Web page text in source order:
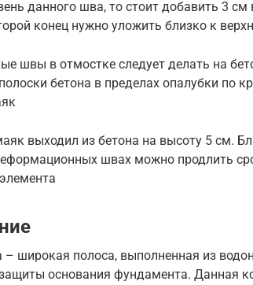
данного шва, то стоит добавить 3 см
конец нужно уложить близко к
швы в отмостке следует делать на
бетона в пределах опалубки по
выходил из бетона на высоту 5 см.
швах можно продлить
широкая полоса, выполненная из
основания фундамента. Данная